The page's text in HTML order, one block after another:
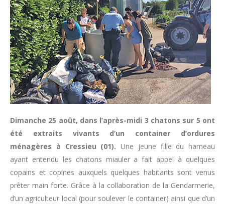
Dimanche 25 août, dans l’après-midi 3 chatons sur 5 ont
été extraits vivants d’un container d’ordures
ménagères à Cressieu (01). Une jeune fille du hameau
ayant entendu les chatons miauler a fait appel à quelques
copains et copines auxquels quelques habitants sont venus
prêter main forte. Grâce à la collaboration de la Gendarmerie,
d’un agriculteur local (pour soulever le container) ainsi que d’un